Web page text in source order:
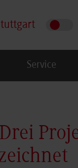
Service